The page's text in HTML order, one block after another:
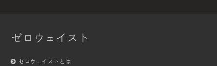
ゼロウェイスト
ゼロウェイストとは